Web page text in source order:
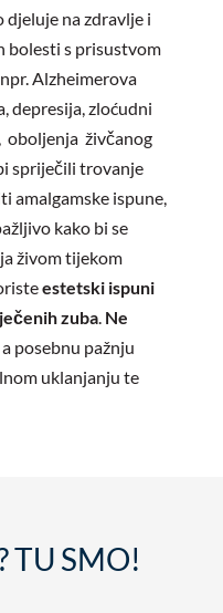
djeluje na zdravlje i
bolesti s prisustvom
Alzheimerova
depresija, zloćudni
oboljenja živčanog
spriječili trovanje
amalgamske ispune,
kako bi se
živom tijekom
estetski ispuni
zuba. Ne
posebnu pažnju
uklanjanju te
TU SMO!